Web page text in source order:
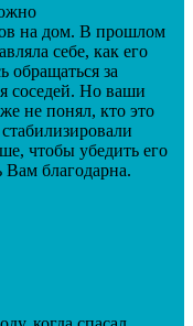
на дом. В прошлом
себе, как его
обращаться за
соседей. Но ваши
не понял, кто это
чтобы убедить его
благодарна.